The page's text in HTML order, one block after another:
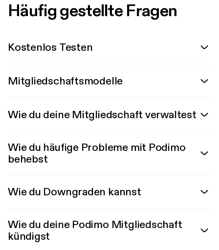
Häufig gestellte Fragen
Kostenlos Testen
Mitgliedschaftsmodelle
Wie du deine Mitgliedschaft verwaltest
Wie du häufige Probleme mit Podimo
behebst
Wie du Downgraden kannst
Wie du deine Podimo Mitgliedschaft
kündigst